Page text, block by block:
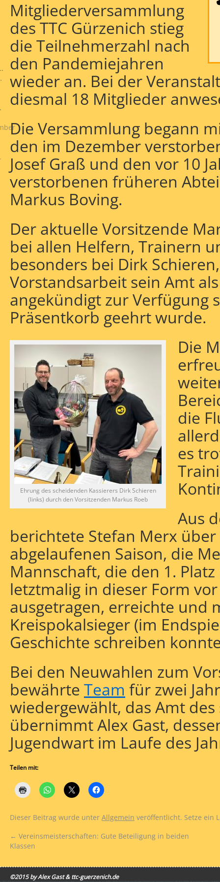
Mitgliederversammlung
des TTC Gürzenich stieg
die Teilnehmerzahl nach
den Pandemiejahren
wieder an. Bei der
diesmal 18 Mitglieder
Die Versammlung begann
den im Dezember
Josef Graß und den vor 10
verstorbenen früheren
Markus Boving.
Der aktuelle Vorsitzende
bei allen Helfern, Trainern
besonders bei Dirk
Vorstandsarbeit sein Amt
angekündigt zur Verfügung
Präsentkorb geehrt wurde.
Ehrung des scheidenden Kassierers Dirk Schieren
(links) durch den Vorsitzenden Markus Roeb
Die
die
es
Aus
berichtete Stefan Merx
abgelaufenen Saison, die
Mannschaft, die den 1.
letztmalig in dieser Form
ausgetragen, erreichte und
Kreispokalsieger (im
Geschichte schreiben
Bei den Neuwahlen zum
bewährte Team für zwei
wiedergewählt, das Amt
übernimmt Alex Gast,
Jugendwart im Laufe des
Teilen mit:
Dieser Beitrag wurde unter Allgemein veröffentlicht. Setze ein
← Vereinsmeisterschaften: Gute Beteiligung in beiden
Klassen
©2015 by Alex Gast & ttc-guerzenich.de